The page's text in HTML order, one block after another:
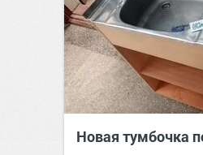
Новая тумбочка